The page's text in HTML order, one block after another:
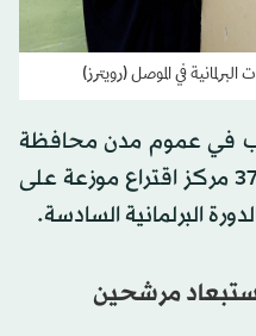
في الموصل (رويترز)
مليون ناخب في عموم مدن محافظة
نينوى الإدلاء بأصواتهم في 378 مركز اقتراع موزعة على
مرشحين